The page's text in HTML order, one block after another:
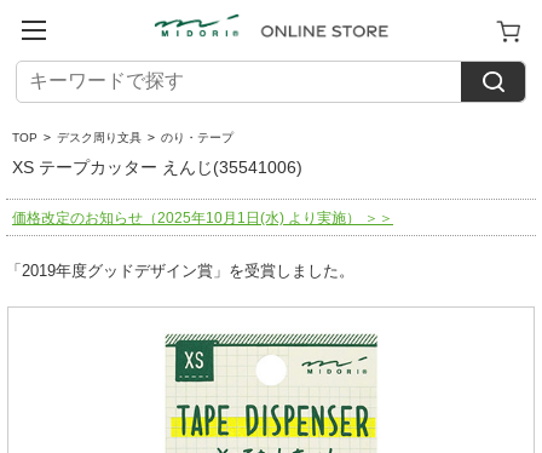
TOP > デスク周り文具 > のり・テープ
XS テープカッター えんじ(35541006)
価格改定のお知らせ（2025年10月1日(水) より実施） ＞＞
「2019年度グッドデザイン賞」を受賞しました。